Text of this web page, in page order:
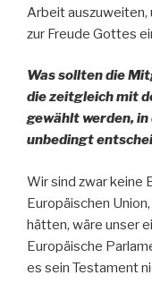
Arbeit auszuweiten,
zur Freude Gottes
Was sollten die
die zeitgleich mit
gewählt werden,
unbedingt
Wir sind zwar keine
Europäischen
hätten, wäre unser
Europäische
es sein Testament